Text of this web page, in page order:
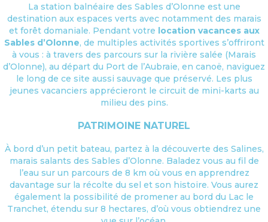
La station balnéaire des Sables d’Olonne est une
destination aux espaces verts avec notamment des marais
et forêt domaniale. Pendant votre location vacances aux
Sables d’Olonne, de multiples activités sportives s’offriront
à vous : à travers des parcours sur la rivière salée (Marais
d’Olonne), au départ du Port de l’Aubraie, en canoë, naviguez
le long de ce site aussi sauvage que préservé. Les plus
jeunes vacanciers apprécieront le circuit de mini-karts au
milieu des pins.
PATRIMOINE NATUREL
À bord d’un petit bateau, partez à la découverte des Salines,
marais salants des Sables d’Olonne. Baladez vous au fil de
l’eau sur un parcours de 8 km où vous en apprendrez
davantage sur la récolte du sel et son histoire. Vous aurez
également la possibilité de promener au bord du Lac le
Tranchet, étendu sur 8 hectares, d’où vous obtiendrez une